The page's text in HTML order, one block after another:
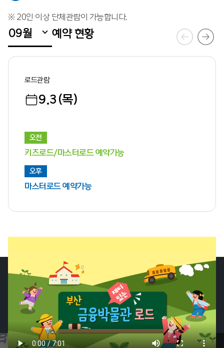
※ 20인 이상 단체관람이 가능합니다.
09월 예약 현황
로드관람
9.3(목)
오전
키즈로드/마스터로드 예약가능
오후
마스터로드 예약가능
EXHIBITION